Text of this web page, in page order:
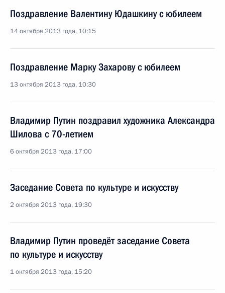
Поздравление Валентину Юдашкину с юбилеем
14 октября 2013 года, 10:15
Поздравление Марку Захарову с юбилеем
13 октября 2013 года, 10:30
Владимир Путин поздравил художника Александра
Шилова с 70-летием
6 октября 2013 года, 17:00
Заседание Совета по культуре и искусству
2 октября 2013 года, 19:30
Владимир Путин проведёт заседание Совета
по культуре и искусству
1 октября 2013 года, 15:20